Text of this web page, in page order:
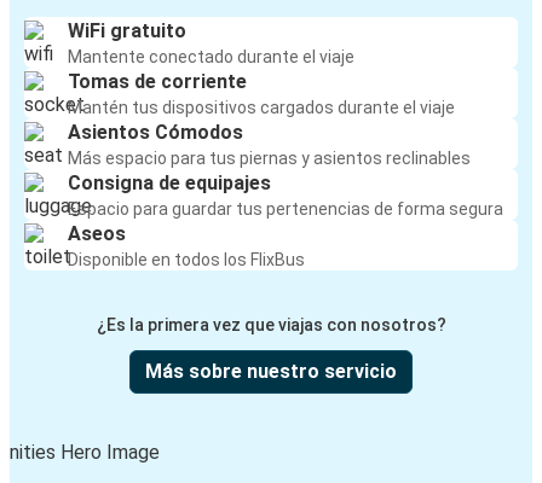
WiFi gratuito
Mantente conectado durante el viaje
Tomas de corriente
Mantén tus dispositivos cargados durante el viaje
Asientos Cómodos
Más espacio para tus piernas y asientos reclinables
Consigna de equipajes
Espacio para guardar tus pertenencias de forma segura
Aseos
Disponible en todos los FlixBus
¿Es la primera vez que viajas con nosotros?
Más sobre nuestro servicio